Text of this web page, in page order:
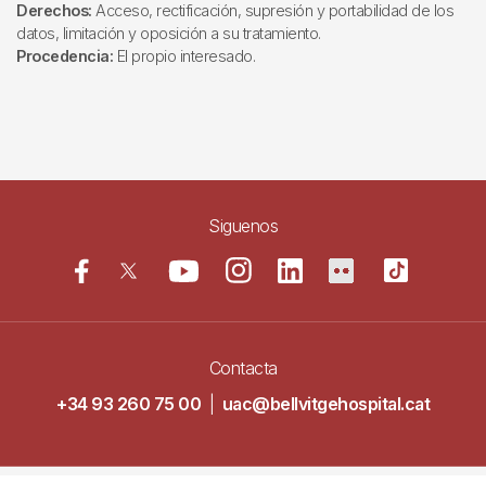
Derechos: Acceso, rectificación, supresión y portabilidad de los
datos, limitación y oposición a su tratamiento.
Procedencia: El propio interesado.
Siguenos
Contacta
+34 93 260 75 00
uac@bellvitgehospital.cat